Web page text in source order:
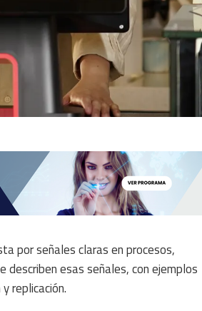
por señales claras en procesos,
describen esas señales, con ejemplos
replicación.